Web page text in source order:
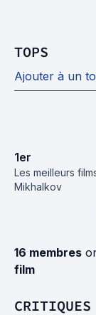
TOPS
Ajouter à un
1er
Les meilleurs
Mikhalkov
16 membres
film